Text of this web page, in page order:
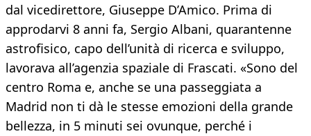
dal vicedirettore, Giuseppe D’Amico. Prima di
approdarvi 8 anni fa, Sergio Albani, quarantenne
astrofisico, capo dell’unità di ricerca e sviluppo,
lavorava all’agenzia spaziale di Frascati. «Sono del
centro Roma e, anche se una passeggiata a
Madrid non ti dà le stesse emozioni della grande
bellezza, in 5 minuti sei ovunque, perché i